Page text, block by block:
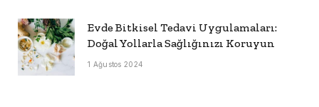
Evde Bitkisel Tedavi Uygulamaları:
Doğal Yollarla Sağlığınızı Koruyun
1 Ağustos 2024